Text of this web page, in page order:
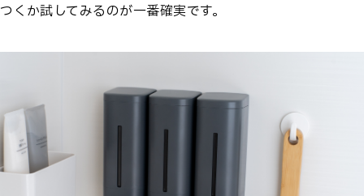
つくか試してみるのが一番確実です。